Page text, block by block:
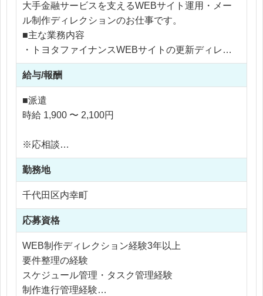
大手金融サービスを支えるWEBサイト運用・メー
ル制作ディレクションのお仕事です。
■主な業務内容
・トヨタファイナンスWEBサイトの更新ディレク
ション
・新規LP制作の要件整理・進行管理
・制作スケジュールの作成・管理
・デザイナー、コーダーとの連携
・メール制作ディレクション
・メール配信運用業務
・制作品質の確認・品質管理
・業務マニュアルの作成・更新
・業務改善提案および運用効率化施策の実施
・GA4等によるサイト分析および改善提案（経験者
歓迎）
担当範囲は企画から制作進行、品質管理、改善提案
まで幅広く、WEB運用ディレクターとして総合的
なスキルを磨けます。
給与/報酬
■派遣
時給 1,900 〜 2,100円
※応相談
※ご経験により優遇
※交通費支給
※残業代全額支給
※残業10時間以内
勤務地
千代田区内幸町
応募資格
WEB制作ディレクション経験3年以上
要件整理の経験
スケジュール管理・タスク管理経験
制作進行管理経験